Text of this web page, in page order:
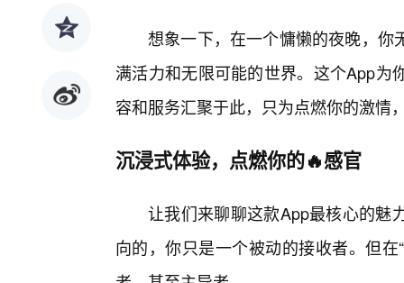
想象一下，在一个慵懒的夜晚，你
满活力和无限可能的世界。这个App为
容和服务汇聚于此，只为点燃你的激情
沉浸式体验，点燃你的🔥感官
让我们来聊聊这款App最核心的
向的，你只是一个被动的接收者。但